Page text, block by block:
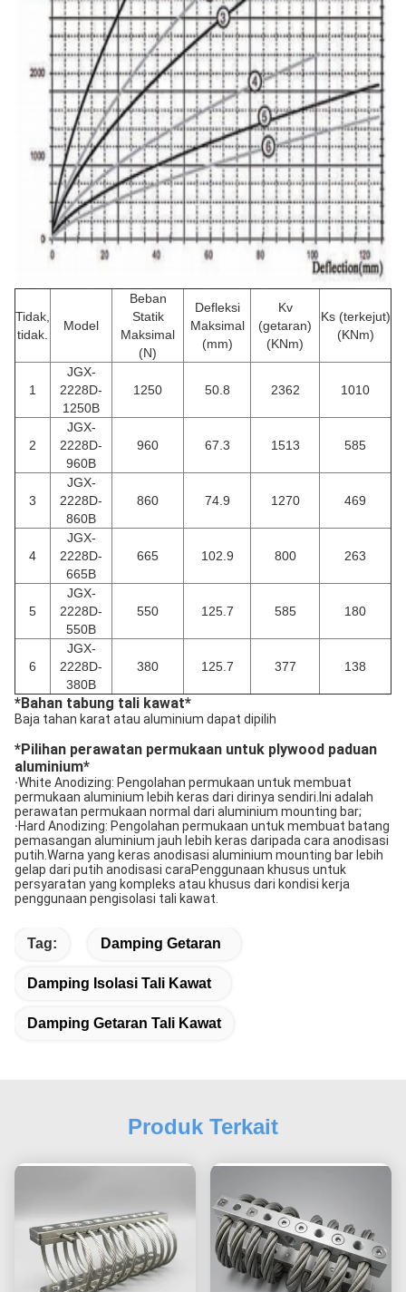
Tidak,
tidak.
Model
Beban
Statik
Maksimal
(N)
Defleksi
Maksimal
(mm)
Kv
(getaran)
(KNm)
Ks (terkejut)
(KNm)
1
JGX-
2228D-
1250B
1250 50.8 2362 1010
2
JGX-
2228D-
960B
960 67.3 1513 585
3
JGX-
2228D-
860B
860 74.9 1270 469
4
JGX-
2228D-
665B
665 102.9 800 263
5
JGX-
2228D-
550B
550 125.7 585 180
6
JGX-
2228D-
380B
380 125.7 377 138
*Bahan tabung tali kawat*
Baja tahan karat atau aluminium dapat dipilih
*Pilihan perawatan permukaan untuk plywood paduan
aluminium*
·White Anodizing: Pengolahan permukaan untuk membuat
permukaan aluminium lebih keras dari dirinya sendiri.Ini adalah
perawatan permukaan normal dari aluminium mounting bar;
·Hard Anodizing: Pengolahan permukaan untuk membuat batang
pemasangan aluminium jauh lebih keras daripada cara anodisasi
putih.Warna yang keras anodisasi aluminium mounting bar lebih
gelap dari putih anodisasi caraPenggunaan khusus untuk
persyaratan yang kompleks atau khusus dari kondisi kerja
penggunaan pengisolasi tali kawat.
Tag: Damping Getaran
Damping Isolasi Tali Kawat
Damping Getaran Tali Kawat
Produk Terkait